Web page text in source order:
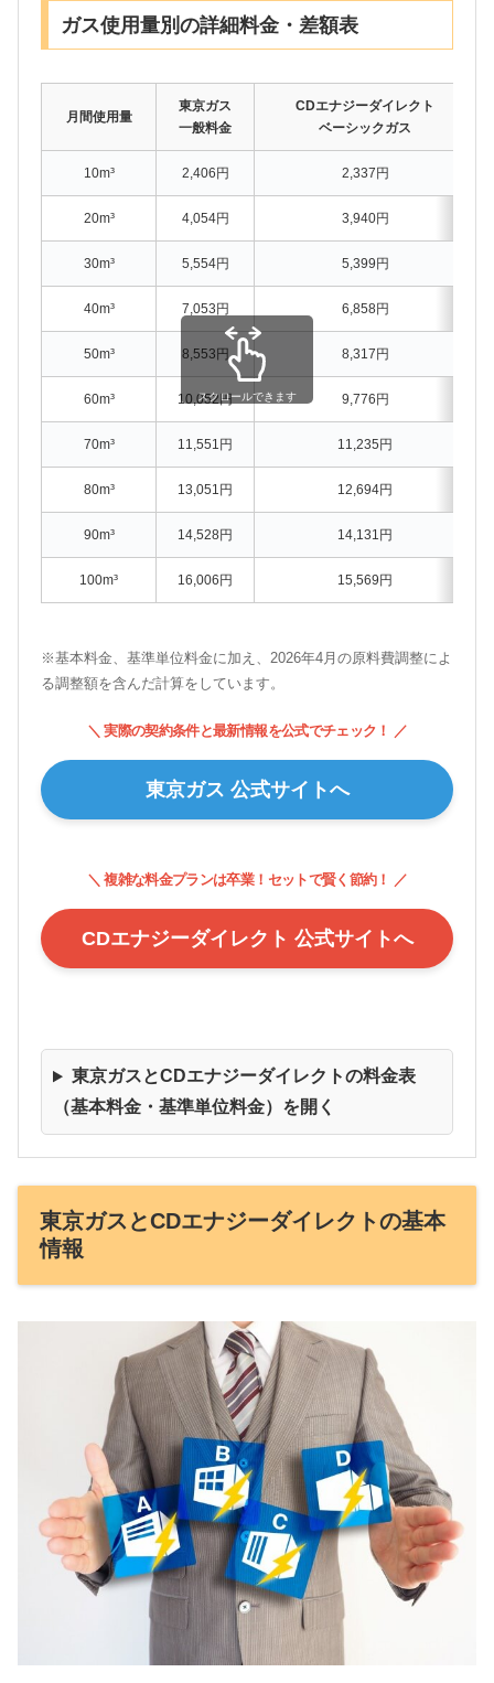
ガス使用量別の詳細料金・差額表
月間使用量
東京ガス
一般料金
CDエナジーダイレクト
ベーシックガス
10m³ 2,406円 2,337円
20m³ 4,054円 3,940円
30m³ 5,554円 5,399円
40m³ 7,053円 6,858円
50m³ 8,553円 8,317円
60m³ 10,052円 9,776円
70m³ 11,551円 11,235円
80m³ 13,051円 12,694円
90m³ 14,528円 14,131円
100m³ 16,006円 15,569円
スクロールできます
※基本料金、基準単位料金に加え、2026年4月の原料費調整によ
る調整額を含んだ計算をしています。
＼ 実際の契約条件と最新情報を公式でチェック！ ／
東京ガス 公式サイトへ
＼ 複雑な料金プランは卒業！セットで賢く節約！ ／
CDエナジーダイレクト 公式サイトへ
東京ガスとCDエナジーダイレクトの料金表
（基本料金・基準単位料金）を開く
東京ガスとCDエナジーダイレクトの基本
情報